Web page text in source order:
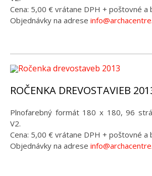
Cena: 5,00 € vrátane DPH + poštovné a
Objednávky na adrese
ROČENKA DREVOSTAVIEB
Plnofarebný formát 180 x 180, 96
V2.
Cena: 5,00 € vrátane DPH + poštovné a
Objednávky na adrese